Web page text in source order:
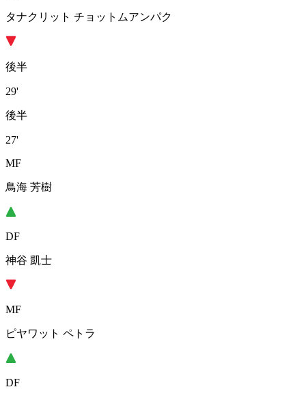
タナクリット チョットムアンパク
後半
29'
後半
27'
MF
鳥海 芳樹
DF
神谷 凱士
MF
ピヤワット ペトラ
DF